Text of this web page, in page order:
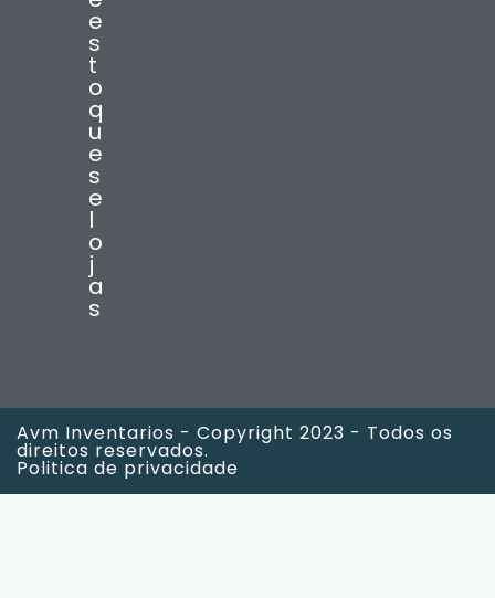
e
s
t
o
q
u
e
s
e
l
o
j
a
s
Avm Inventarios - Copyright 2023 - Todos os
direitos reservados.
Politica de privacidade